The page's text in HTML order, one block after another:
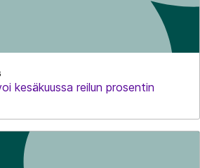
kesäkuussa reilun prosentin